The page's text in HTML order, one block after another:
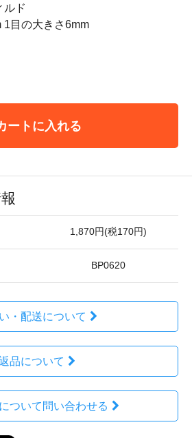
ド
目の大きさ6mm
ートに入れる
1,870円(税170円)
BP0620
・配送について
品について
ついて問い合わせる